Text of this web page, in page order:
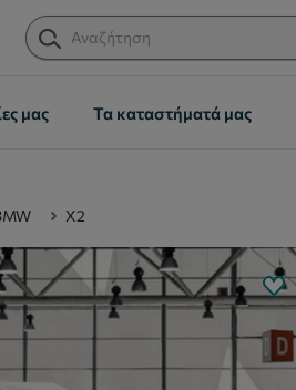
μας Τα καταστήματά μας
X2